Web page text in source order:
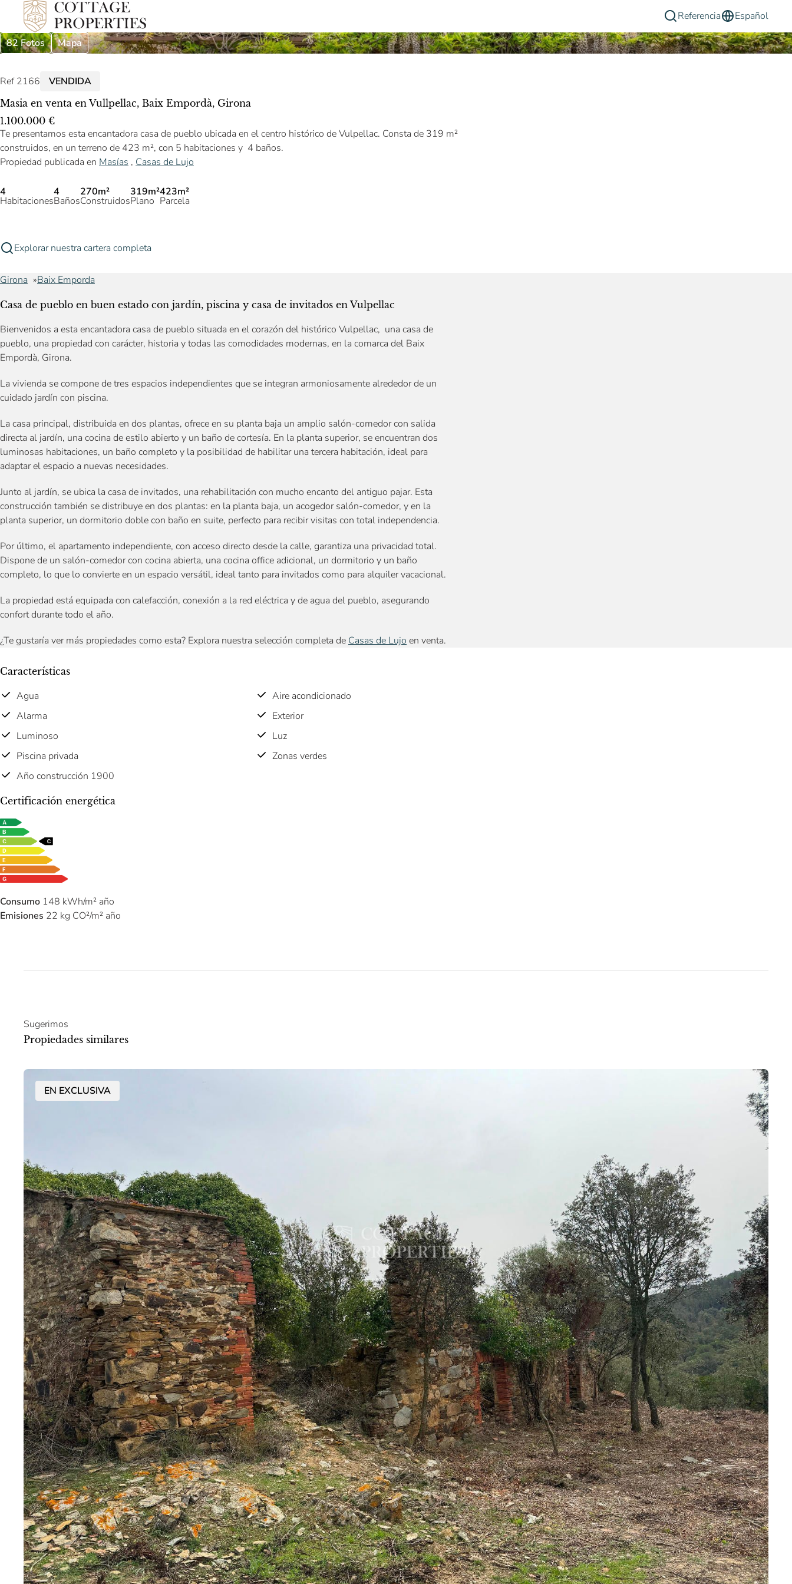
Referencia Español
82 Fotos Mapa
Ref 2166 VENDIDA
Masia en venta en Vullpellac, Baix Empordà, Girona
1.100.000 €
Te presentamos esta encantadora casa de pueblo ubicada en el centro histórico de Vulpellac. Consta de 319 m²
construidos, en un terreno de 423 m², con 5 habitaciones y 4 baños.
Propiedad publicada en Masías , Casas de Lujo
4
Habitaciones
4
Baños
270m²
Construidos
319m²
Plano
423m²
Parcela
Explorar nuestra cartera completa
Girona Baix Emporda
Casa de pueblo en buen estado con jardín, piscina y casa de invitados en Vulpellac
Bienvenidos a esta encantadora casa de pueblo situada en el corazón del histórico Vulpellac, una casa de
pueblo, una propiedad con carácter, historia y todas las comodidades modernas, en la comarca del Baix
Empordà, Girona.
La vivienda se compone de tres espacios independientes que se integran armoniosamente alrededor de un
cuidado jardín con piscina.
La casa principal, distribuida en dos plantas, ofrece en su planta baja un amplio salón-comedor con salida
directa al jardín, una cocina de estilo abierto y un baño de cortesía. En la planta superior, se encuentran dos
luminosas habitaciones, un baño completo y la posibilidad de habilitar una tercera habitación, ideal para
adaptar el espacio a nuevas necesidades.
Junto al jardín, se ubica la casa de invitados, una rehabilitación con mucho encanto del antiguo pajar. Esta
construcción también se distribuye en dos plantas: en la planta baja, un acogedor salón-comedor, y en la
planta superior, un dormitorio doble con baño en suite, perfecto para recibir visitas con total independencia.
Por último, el apartamento independiente, con acceso directo desde la calle, garantiza una privacidad total.
Dispone de un salón-comedor con cocina abierta, una cocina office adicional, un dormitorio y un baño
completo, lo que lo convierte en un espacio versátil, ideal tanto para invitados como para alquiler vacacional.
La propiedad está equipada con calefacción, conexión a la red eléctrica y de agua del pueblo, asegurando
confort durante todo el año.
¿Te gustaría ver más propiedades como esta? Explora nuestra selección completa de Casas de Lujo en venta.
Características
Agua
Aire acondicionado
Alarma
Exterior
Luminoso
Luz
Piscina privada
Zonas verdes
Año construcción 1900
Certificación energética
Consumo 148 kWh/m² año
Emisiones 22 kg CO²/m² año
Sugerimos
Propiedades similares
EN EXCLUSIVA